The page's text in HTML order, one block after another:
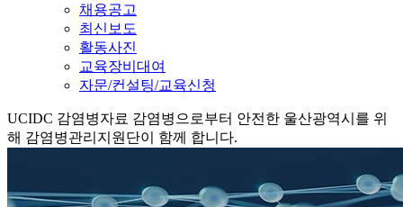
채용공고
최신보도
활동사진
교육장비대여
자문/컨설팅/교육신청
UCIDC 감염병자료 감염병으로부터 안전한 울산광역시를 위
해 감염병관리지원단이 함께 합니다.